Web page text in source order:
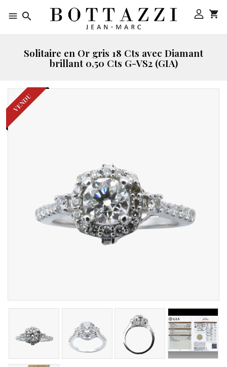
  
Solitaire en Or gris 18 Cts avec Diamant
brillant 0,50 Cts G-VS2 (GIA)
VENDU